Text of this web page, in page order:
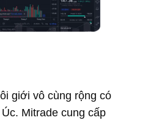
giới vô cùng rộng có
Mitrade cung cấp